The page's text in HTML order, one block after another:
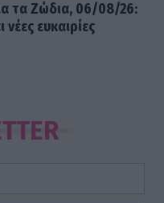
τα Ζώδια, 06/08/26:
ευκαιρίες